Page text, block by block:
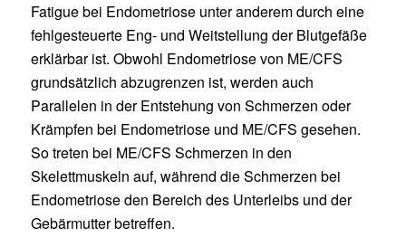
Fatigue bei Endometriose unter anderem durch eine
fehlgesteuerte Eng- und Weitstellung der Blutgefäße
erklärbar ist. Obwohl Endometriose von ME/CFS
grundsätzlich abzugrenzen ist, werden auch
Parallelen in der Entstehung von Schmerzen oder
Krämpfen bei Endometriose und ME/CFS gesehen.
So treten bei ME/CFS Schmerzen in den
Skelettmuskeln auf, während die Schmerzen bei
Endometriose den Bereich des Unterleibs und der
Gebärmutter betreffen.